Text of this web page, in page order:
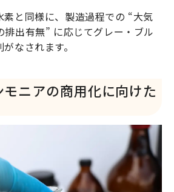
素と同様に、製造過程での “大気
排出有無” に応じてグレー・ブル
なされます。
ニアの商用化に向けた